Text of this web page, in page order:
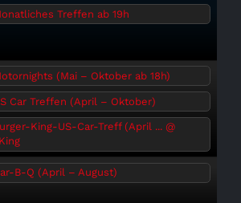
Treffen ab 19h
(Mai – Oktober ab 18h)
Car Treffen (April – Oktober)
King-US-Car-Treff (April ... @
B-Q (April – August)